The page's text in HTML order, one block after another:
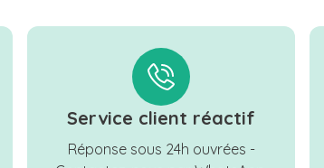
Service client réactif
Réponse sous 24h ouvrées -